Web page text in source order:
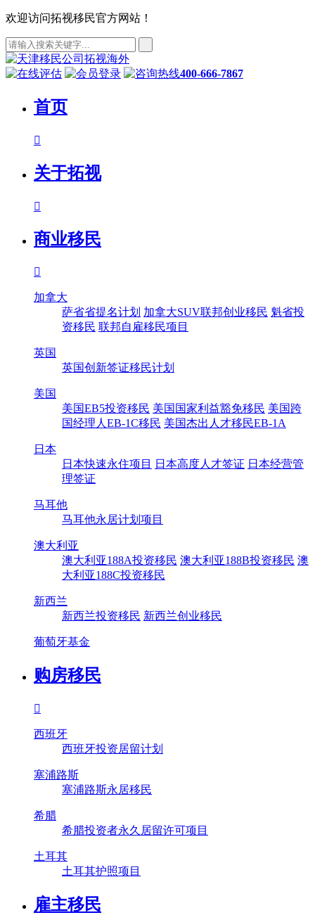
欢迎访问拓视移民官方网站！
400-666-7867
首页

关于拓视

商业移民

加拿大
萨省省提名计划 加拿大SUV联邦创业移民 魁省投
资移民 联邦自雇移民项目
英国
英国创新签证移民计划
美国
美国EB5投资移民 美国国家利益豁免移民 美国跨
国经理人EB-1C移民 美国杰出人才移民EB-1A
日本
日本快速永住项目
日本高度人才签证 日本经营管
理签证
马耳他
马耳他永居计划项目
澳大利亚
澳大利亚188A投资移民 澳大利亚188B投资移民 澳
大利亚188C投资移民
新西兰
新西兰投资移民 新西兰创业移民
葡萄牙基金
购房移民

西班牙
西班牙投资居留计划
塞浦路斯
塞浦路斯永居移民
希腊
希腊投资者永久居留许可项目
土耳其
土耳其护照项目
雇主移民